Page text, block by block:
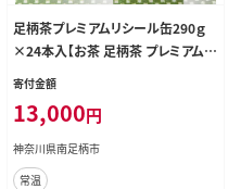
足柄茶プレミアムリシール缶290ｇ
×24本入【お茶 足柄茶 プレミアム
神奈川県 南足柄市 】
寄付金額
13,000円
神奈川県南足柄市
常温